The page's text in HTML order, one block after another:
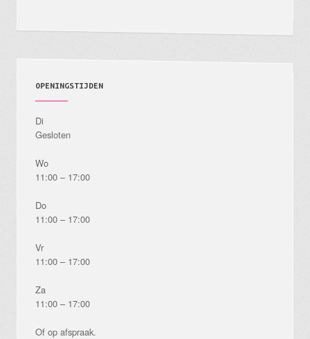
OPENINGSTIJDEN
Di
Gesloten
Wo
11:00 – 17:00
Do
11:00 – 17:00
Vr
11:00 – 17:00
Za
11:00 – 17:00
Of op afspraak.